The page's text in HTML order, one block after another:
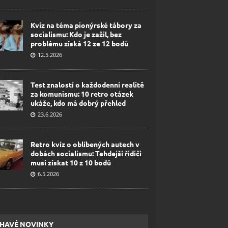
Kvíz na téma pionýrské tábory za
socialismu: Kdo je zažil, bez
problému získá 12 ze 12 bodů
12.5.2026
Test znalostí o každodenní realitě
za komunismu: 10 retro otázek
ukáže, kdo má dobrý přehled
23.6.2026
Retro kvíz o oblíbených autech v
dobách socialismu: Tehdejší řidiči
musí získat 10 z 10 bodů
6.5.2026
NOVINKY